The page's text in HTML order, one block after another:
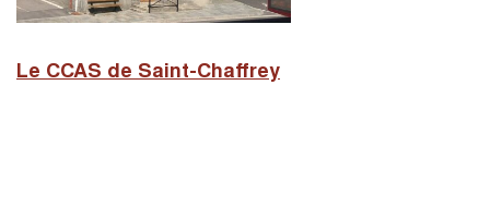
Le CCAS de Saint-Chaffrey